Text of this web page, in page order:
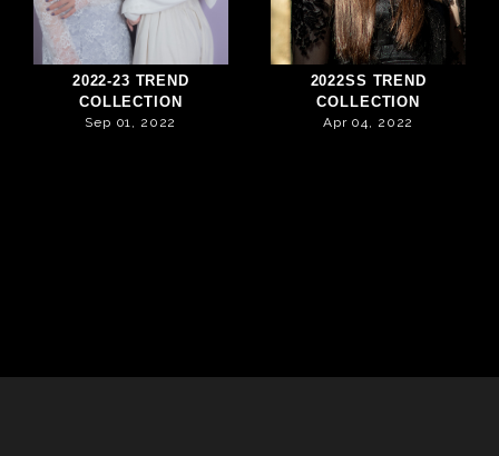
2022-23 TREND
COLLECTION
Sep 01, 2022
2022SS TREND
COLLECTION
Apr 04, 2022